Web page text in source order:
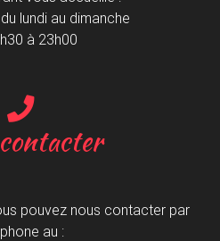
pouvez nous contacter par
au :
lundi au dimanche
à 23h00